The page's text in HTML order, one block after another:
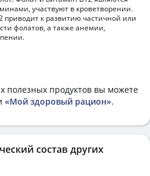
участвуют в кроветворении.
приводит к развитию частичной или
фолатов, а также анемии,
полезных продуктов вы можете
«Мой здоровый рацион».
состав других